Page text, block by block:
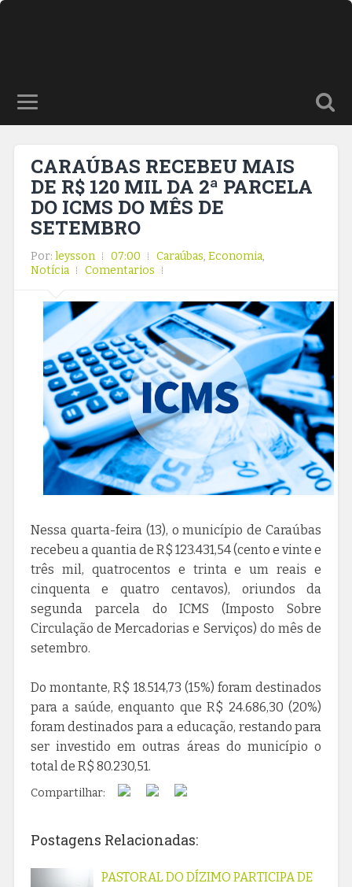
CARAÚBAS RECEBEU MAIS
DE R$ 120 MIL DA 2ª PARCELA
DO ICMS DO MÊS DE
SETEMBRO
Por: leysson 07:00 Caraúbas, Economia,
Notícia
Comentarios
Nessa quarta-feira (13), o município de Caraúbas
recebeu a quantia de R$ 123.431,54 (cento e vinte e
três mil, quatrocentos e trinta e um reais e
cinquenta e quatro centavos), oriundos da
segunda parcela do ICMS (Imposto Sobre
Circulação de Mercadorias e Serviços) do mês de
setembro.
Do montante, R$ 18.514,73 (15%) foram destinados
para a saúde, enquanto que R$ 24.686,30 (20%)
foram destinados para a educação, restando para
ser investido em outras áreas do município o
total de R$ 80.230,51.
Compartilhar:
Postagens Relacionadas:
PASTORAL DO DÍZIMO PARTICIPA DE